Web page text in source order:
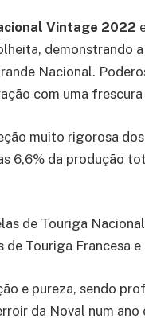
Vintage 2022
demonstrando
Nacional.
com uma
muito rigorosa
6,6% da produção
de Touriga
Touriga Francesa e
e pureza, sendo
da Noval num ano